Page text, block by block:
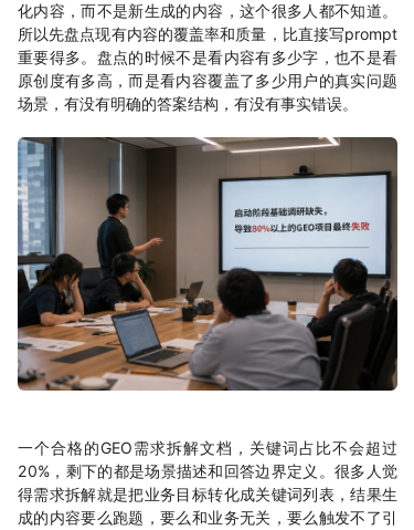
化内容，而不是新生成的内容，这个很多人都不知道。
所以先盘点现有内容的覆盖率和质量，比直接写prompt
重要得多。盘点的时候不是看内容有多少字，也不是看
原创度有多高，而是看内容覆盖了多少用户的真实问题
场景，有没有明确的答案结构，有没有事实错误。
一个合格的GEO需求拆解文档，关键词占比不会超过
20%，剩下的都是场景描述和回答边界定义。很多人觉
得需求拆解就是把业务目标转化成关键词列表，结果生
成的内容要么跑题，要么和业务无关，要么触发不了引